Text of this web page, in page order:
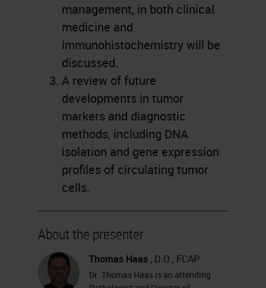
management, in both clinical
medicine and
immunohistochemistry will be
discussed.
A review of future
developments in tumor
markers and diagnostic
methods, including DNA
isolation and gene expression
profiles of circulating tumor
cells.
About the presenter
Thomas Haas , D.O., FCAP
Dr. Thomas Haas is an attending